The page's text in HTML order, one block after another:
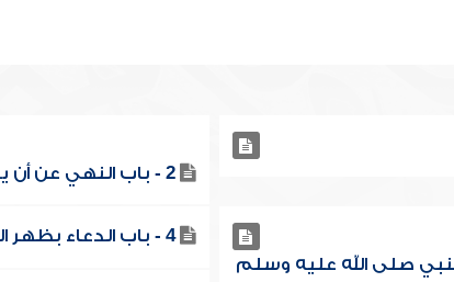
2 - باب النهي عن أن يدعو الإنسان على أهله وماله
4 - باب الدعاء بظهر الغيب